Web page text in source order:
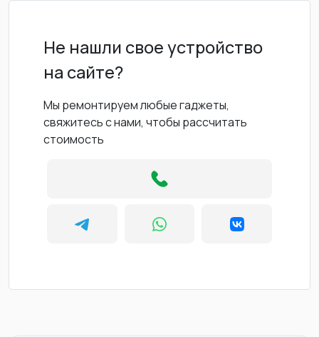
Не нашли свое устройство
на сайте?
Мы ремонтируем любые гаджеты,
свяжитесь с нами, чтобы рассчитать
стоимость